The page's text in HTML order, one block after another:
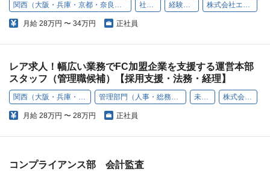
関西（大阪・兵庫・京都・奈良・和歌山・滋賀） 社内SE 経験者採用 株式会社エコリング
月給 28万円 〜 34万円 正社員
レア求人！幅広い業務でFC加盟企業を支援する運営本部
スタッフ（管理職候補）【採用支援・法務・経理】
関西（大阪・兵庫・京都・奈良・和歌山・滋賀） 管理部門（人事・総務・経理・コンプライアンスなど） 未経験歓迎 株式会社エコリング
月給 28万円 〜 28万円 正社員
コンプライアンス部 会計監査